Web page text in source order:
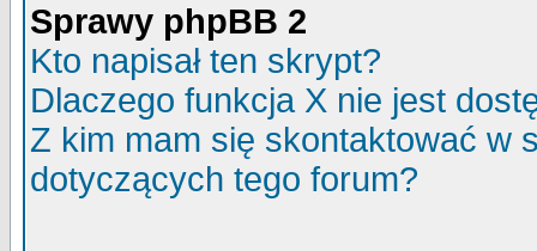
Sprawy phpBB 2
Kto napisał ten skrypt?
Dlaczego funkcja X nie jest
Z kim mam się skontaktować w
dotyczących tego forum?